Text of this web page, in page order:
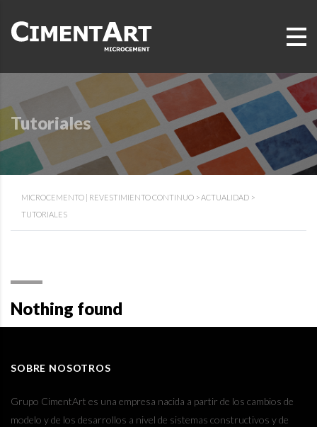
Tutoriales
MICROCEMENTO | REVESTIMIENTO CONTINUO >ACTUALIDAD >
TUTORIALES
Nothing found
SOBRE NOSOTROS
Grupo CimentArt es una empresa nacida a partir de los cambios de
modelo y de los desarrollos a nivel de sistemas constructivos y de